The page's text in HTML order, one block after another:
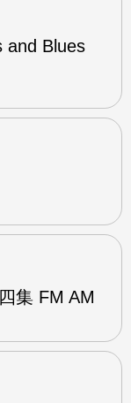
and Blues
集 FM AM